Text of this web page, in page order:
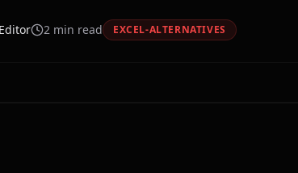
2 min read EXCEL-ALTERNATIVES